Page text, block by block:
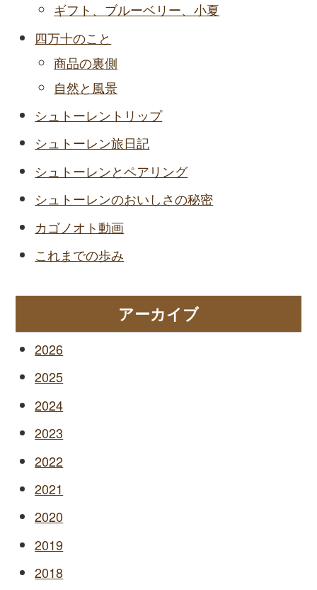
ギフト、ブルーベリー、小夏
四万十のこと
商品の裏側
自然と風景
シュトーレントリップ
シュトーレン旅日記
シュトーレンとペアリング
シュトーレンのおいしさの秘密
カゴノオト動画
これまでの歩み
アーカイブ
2026
2025
2024
2023
2022
2021
2020
2019
2018